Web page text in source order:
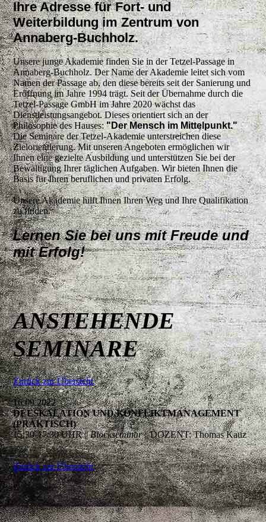
Ihre Adresse für Fort- und
Weiterbildung im Zentrum von
Annaberg-Buchholz.
Unsere junge Akademie finden Sie in der Tetzel-Passage in
Annaberg-Buchholz. Der Name der Akademie leitet sich vom
Namen der Passage ab, den diese bereits seit der Sanierung und
Eröffnung im Jahre 1994 trägt. Seit der Übernahme durch die
Tetzel-Passage GmbH im Jahre 2020 wächst das
Dienstleistungsangebot. Dieses orientiert sich an der
Philosophie des Hauses:"Der Mensch im Mittelpunkt."
Die Seminare der Tetzel-Akademie unterstreichen diese
Zielorientierung. Mit unseren Angeboten ermöglichen wir
Ihnen eine gezielte Ausbildung und unterstützen Sie bei der
Bewältigung Ihrer täglichen Aufgaben. Wir bieten Ihnen die
Basis für Ihren beruflichen und privaten Erfolg.
Unsere Akademie hilft Ihnen Ihren Weg und Ihre Qualifikation
zu finden.
Lernen Sie bei uns mit Freude und
mit Erfolg!
ANSTEHENDE
SEMINARE
Zurück zur Übersicht
16.09.2022
DEESKALATION UND KONFLIKTMANAGEMENT
(PRAKTISCH)
15:30-17:30 UHR ||Blockseminar|| DOZENT: Thomas Kauz
Zurück zur Übersicht